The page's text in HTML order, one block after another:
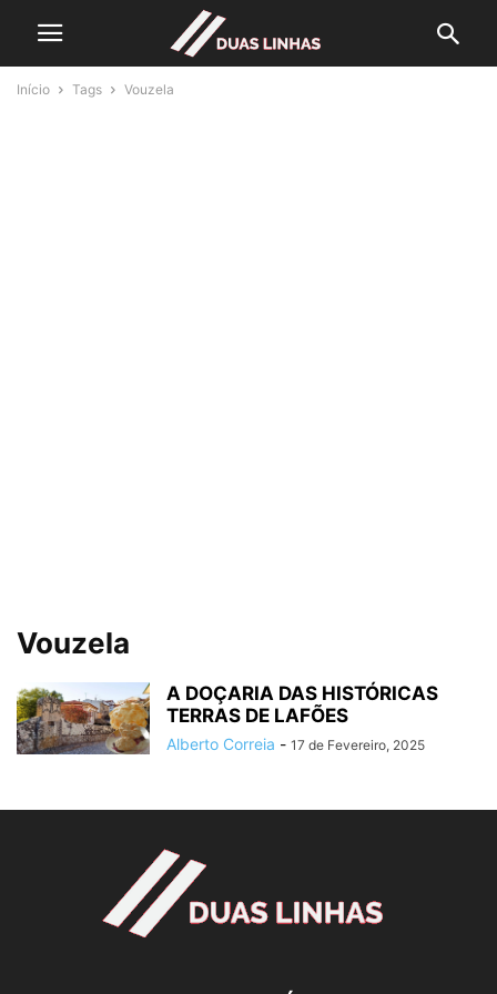
Início Tags Vouzela
Vouzela
A DOÇARIA DAS HISTÓRICAS
TERRAS DE LAFÕES
Alberto Correia - 17 de Fevereiro, 2025